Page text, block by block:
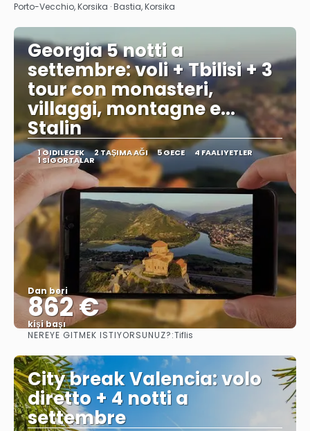
Porto-Vecchio, Korsika · Bastia, Korsika
Georgia 5 notti a
settembre: voli + Tbilisi + 3
tour con monasteri,
villaggi, montagne e...
Stalin
1 GIDILECEK 2 TAŞIMA AĞI 5 GECE 4 FAALIYETLER
1 SIGORTALAR
Dan beri
862 €
kişi başı
Görüntüle
NEREYE GITMEK ISTIYORSUNUZ?:Tiflis
City break Valencia: volo
diretto + 4 notti a
settembre